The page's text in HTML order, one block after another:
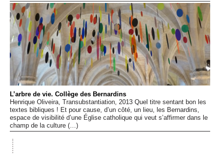
Événements
Sacré
Cousinages
L’arbre de vie. Collège des Bernardins
Henrique Oliveira, Transubstantiation, 2013 Quel titre sentant bon les
textes bibliques ! Et pour cause, d’un côté, un lieu, les Bernardins,
espace de visibilité d’une Église catholique qui veut s’affirmer dans le
champ de la culture (…)